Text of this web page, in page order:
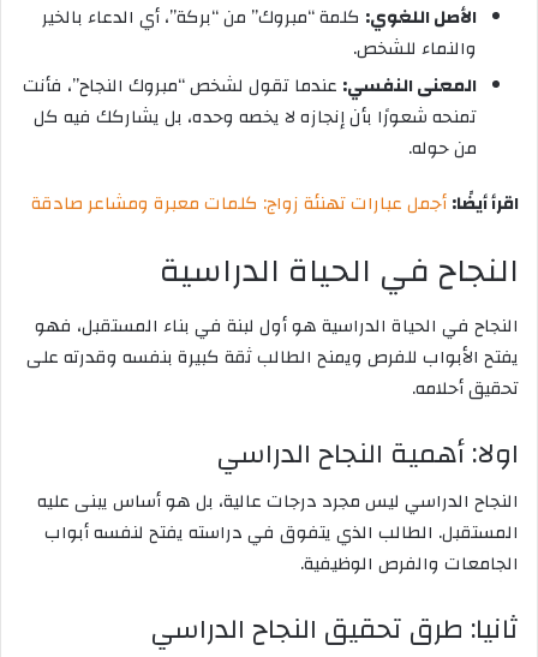
الأصل اللغوي: كلمة “مبروك” من “بركة”، أي الدعاء بالخير
والنماء للشخص.
المعنى النفسي: عندما تقول لشخص “مبروك النجاح”، فأنت
تمنحه شعورًا بأن إنجازه لا يخصه وحده، بل يشاركك فيه كل
من حوله.
اقرأ أيضًا:أجمل عبارات تهنئة زواج: كلمات معبرة ومشاعر صادقة
النجاح في الحياة الدراسية
النجاح في الحياة الدراسية هو أول لبنة في بناء المستقبل، فهو
يفتح الأبواب للفرص ويمنح الطالب ثقة كبيرة بنفسه وقدرته على
تحقيق أحلامه.
اولا: أهمية النجاح الدراسي
النجاح الدراسي ليس مجرد درجات عالية، بل هو أساس يبنى عليه
المستقبل. الطالب الذي يتفوق في دراسته يفتح لنفسه أبواب
الجامعات والفرص الوظيفية.
ثانيا: طرق تحقيق النجاح الدراسي